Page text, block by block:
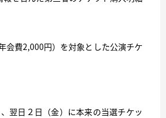
会費2,000円）を対象とした公演チケ
翌日２日（金）に本来の当選チケッ